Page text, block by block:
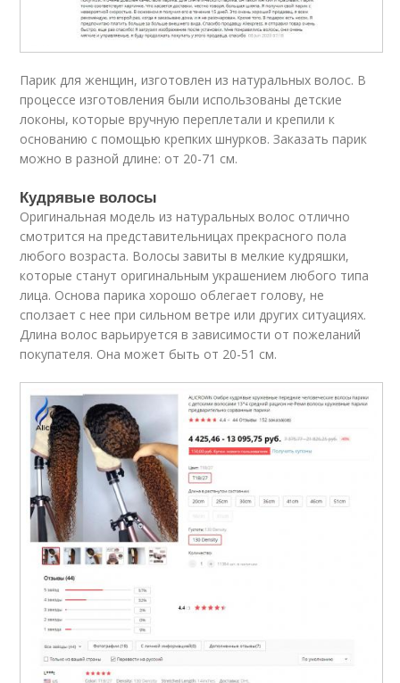
Парик для женщин, изготовлен из натуральных волос. В
процессе изготовления были использованы детские
локоны, которые вручную переплетали и крепили к
основанию с помощью крепких шнурков. Заказать парик
можно в разной длине: от 20-71 см.
Кудрявые волосы
Оригинальная модель из натуральных волос отлично
смотрится на представительницах прекрасного пола
любого возраста. Волосы завиты в мелкие кудряшки,
которые станут оригинальным украшением любого типа
лица. Основа парика хорошо облегает голову, не
сползает с нее при сильном ветре или других ситуациях.
Длина волос варьируется в зависимости от пожеланий
покупателя. Она может быть от 20-51 см.